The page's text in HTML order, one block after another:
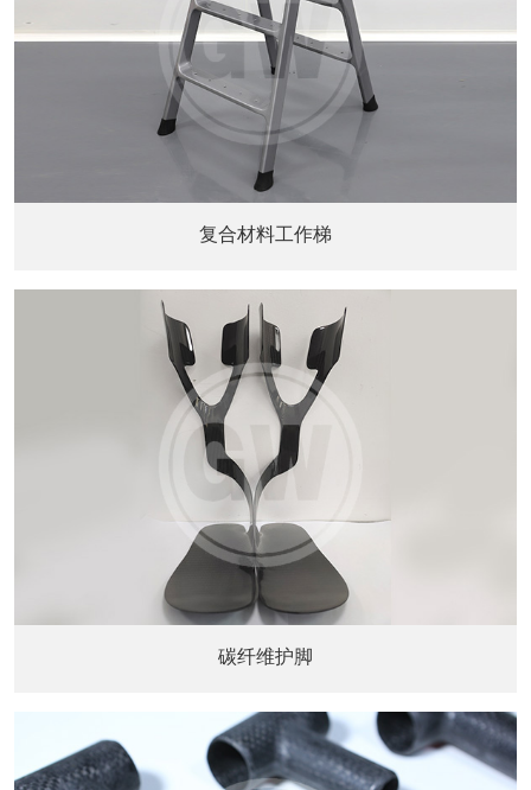
复合材料工作梯
碳纤维护脚